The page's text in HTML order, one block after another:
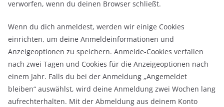
verworfen, wenn du deinen Browser schließt.
Wenn du dich anmeldest, werden wir einige Cookies
einrichten, um deine Anmeldeinformationen und
Anzeigeoptionen zu speichern. Anmelde-Cookies verfallen
nach zwei Tagen und Cookies für die Anzeigeoptionen nach
einem Jahr. Falls du bei der Anmeldung „Angemeldet
bleiben“ auswählst, wird deine Anmeldung zwei Wochen lang
aufrechterhalten. Mit der Abmeldung aus deinem Konto